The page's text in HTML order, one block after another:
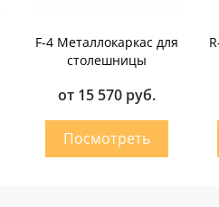
F-4 Металлокаркас для
столешницы
от 15 570 руб.